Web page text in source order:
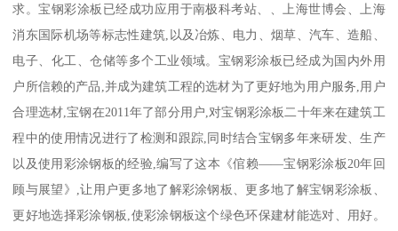
求。宝钢彩涂板已经成功应用于南极科考站、、上海世博会、上海
消东国际机场等标志性建筑,以及冶炼、电力、烟草、汽车、造船、
电子、化工、仓储等多个工业领域。宝钢彩涂板已经成为国内外用
户所信赖的产品,并成为建筑工程的选材为了更好地为用户服务,用户
合理选材,宝钢在2011年了部分用户,对宝钢彩涂板二十年来在建筑工
程中的使用情况进行了检测和跟踪,同时结合宝钢多年来研发、生产
以及使用彩涂钢板的经验,编写了这本《倌赖——宝钢彩涂板20年回
顾与展望》,让用户更多地了解彩涂钢板、更多地了解宝钢彩涂板、
更好地选择彩涂钢板,使彩涂钢板这个绿色环保建材能选对、用好。